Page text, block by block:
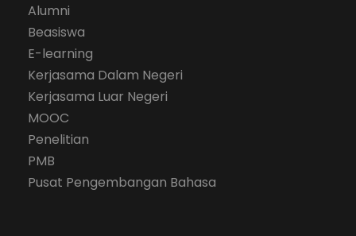
Alumni
Beasiswa
E-learning
Kerjasama Dalam Negeri
Kerjasama Luar Negeri
MOOC
Penelitian
PMB
Pusat Pengembangan Bahasa